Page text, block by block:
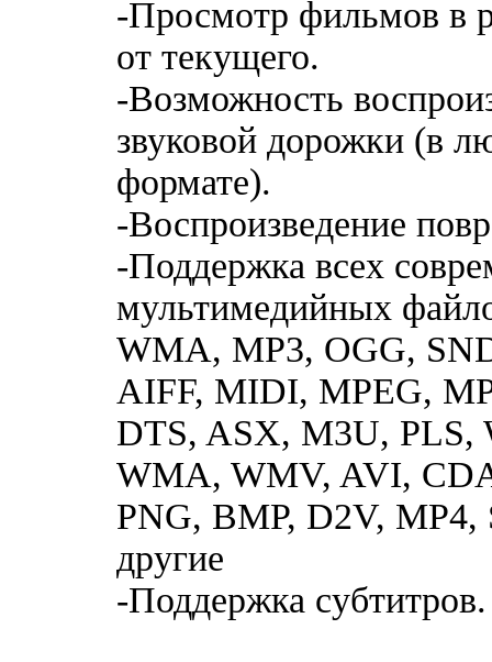
-Просмотр фильмов в
от текущего.
-Возможность
звуковой дорожки (в
формате).
-Воспроизведение
-Поддержка всех
мультимедийных
WMA, MP3, OGG,
AIFF, MIDI, MPEG,
DTS, ASX, M3U, PLS,
WMA, WMV, AVI,
PNG, BMP, D2V,
другие
-Поддержка субтитров.